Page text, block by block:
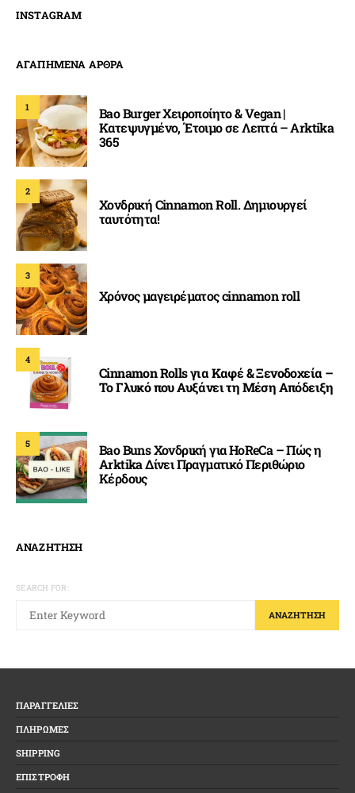
INSTAGRAM
ΑΓΑΠΗΜΕΝΑ ΑΡΘΡΑ
1
Bao Burger Χειροποίητο & Vegan |
Κατεψυγμένο, Έτοιμο σε Λεπτά – Arktika
365
2
Χονδρική Cinnamon Roll. Δημιουργεί
ταυτότητα!
3
Χρόνος μαγειρέματος cinnamon roll
4
Cinnamon Rolls για Καφέ & Ξενοδοχεία –
Το Γλυκό που Αυξάνει τη Μέση Απόδειξη
5
Bao Buns Χονδρική για HoReCa – Πώς η
Arktika Δίνει Πραγματικό Περιθώριο
Κέρδους
ΑΝΑΖΗΤΗΣΗ
SEARCH FOR:
ΑΝΑΖΉΤΗΣΗ
ΠΑΡΑΓΓΕΛΙΕΣ
ΠΛΗΡΩΜΕΣ
SHIPPING
ΕΠΙΣΤΡΟΦΗ